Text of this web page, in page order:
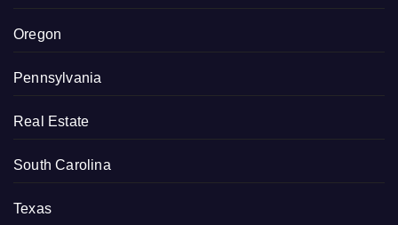
Oregon
Pennsylvania
Real Estate
South Carolina
Texas